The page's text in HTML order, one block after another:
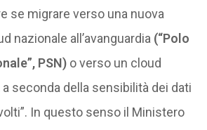
se migrare verso una nuova
nazionale all’avanguardia (“Polo
PSN)o verso un cloud
a seconda della sensibilità dei dati
In questo senso il Ministero